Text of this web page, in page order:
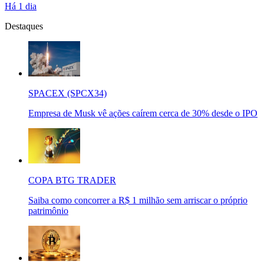
Há 1 dia
Destaques
SPACEX (SPCX34)
Empresa de Musk vê ações caírem cerca de 30% desde o IPO
COPA BTG TRADER
Saiba como concorrer a R$ 1 milhão sem arriscar o próprio
patrimônio